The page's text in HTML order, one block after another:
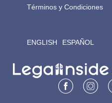
Términos y Condiciones
ENGLISH ESPAÑOL